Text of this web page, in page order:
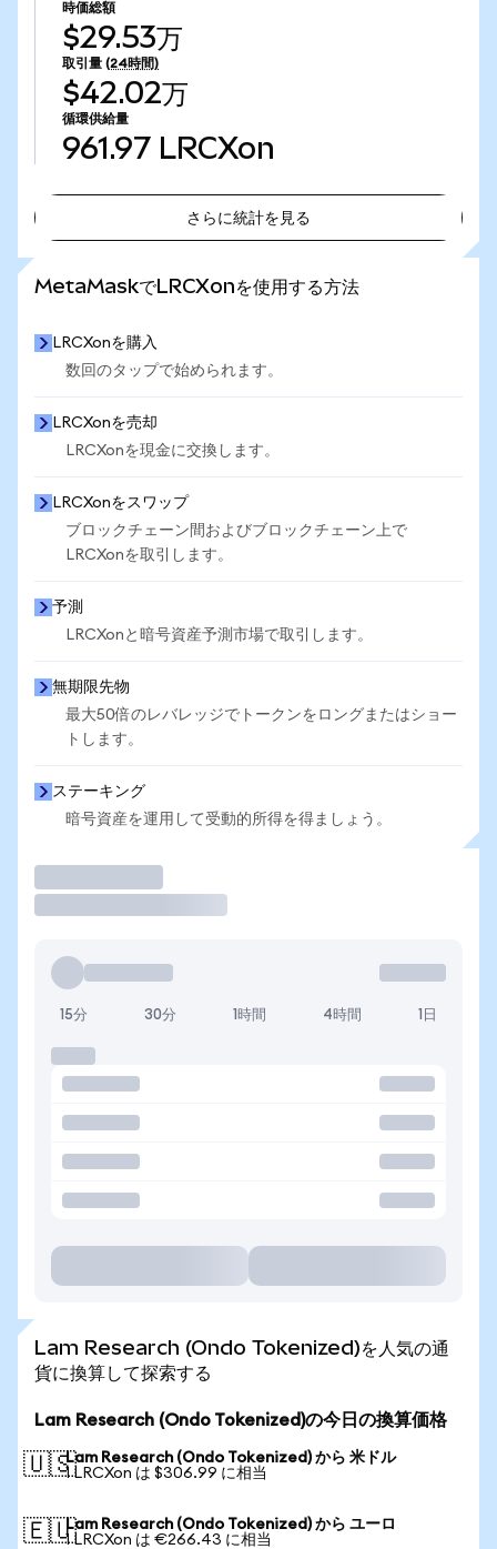
時価総額
$29.53万
取引量 (24時間)
$42.02万
循環供給量
961.97 LRCXon
さらに統計を見る
MetaMaskでLRCXonを使用する方法
LRCXonを購入
数回のタップで始められます。
LRCXonを売却
LRCXonを現金に交換します。
LRCXonをスワップ
ブロックチェーン間およびブロックチェーン上で
LRCXonを取引します。
予測
LRCXonと暗号資産予測市場で取引します。
無期限先物
最大50倍のレバレッジでトークンをロングまたはショー
トします。
ステーキング
暗号資産を運用して受動的所得を得ましょう。
15分 30分 1時間 4時間 1日
Lam Research (Ondo Tokenized)を人気の通
貨に換算して探索する
Lam Research (Ondo Tokenized)の今日の換算価格
🇺🇸Lam Research (Ondo Tokenized) から 米ドル
1 LRCXon は $306.99 に相当
🇪🇺Lam Research (Ondo Tokenized) から ユーロ
1 LRCXon は €266.43 に相当